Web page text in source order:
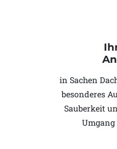
in Sachen
besonderes
Sauberkeit